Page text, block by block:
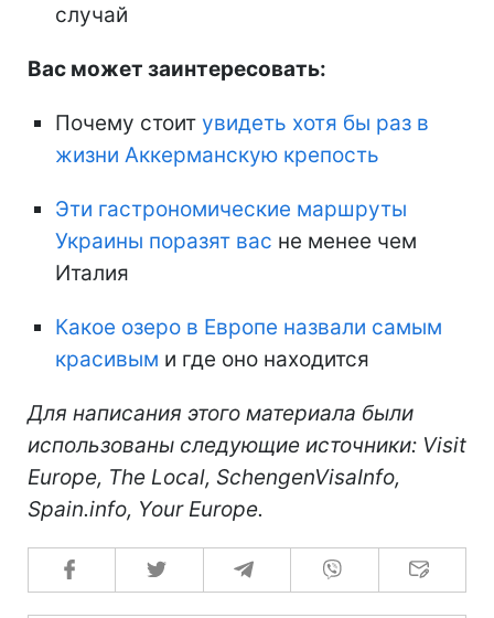
случай
Вас может заинтересовать:
Почему стоит увидеть хотя бы раз в
жизни Аккерманскую крепость
Эти гастрономические маршруты
Украины поразят вас не менее чем
Италия
Какое озеро в Европе назвали самым
красивым и где оно находится
Для написания этого материала были
использованы следующие источники: Visit
Europe, The Local, SchengenVisaInfo,
Spain.info, Your Europe.